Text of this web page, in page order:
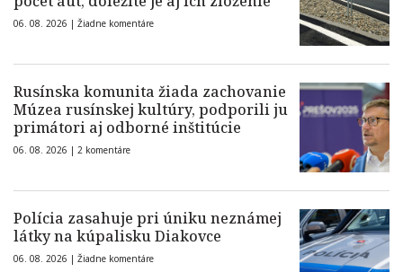
06. 08. 2026 | Žiadne komentáre
Rusínska komunita žiada zachovanie
Múzea rusínskej kultúry, podporili ju
primátori aj odborné inštitúcie
06. 08. 2026 | 2 komentáre
Polícia zasahuje pri úniku neznámej
látky na kúpalisku Diakovce
06. 08. 2026 | Žiadne komentáre